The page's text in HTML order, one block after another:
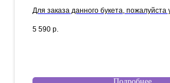
Для заказа данного букета, пожалуйста
5 590 р.